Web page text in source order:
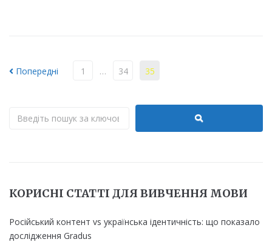
Попередні 1 … 34 35
КОРИСНІ СТАТТІ ДЛЯ ВИВЧЕННЯ МОВИ
Російський контент vs українська ідентичність: що показало
дослідження Gradus